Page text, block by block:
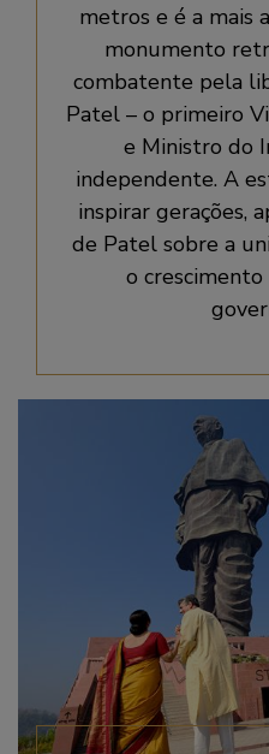
metros e é a mais
monumento
combatente pela
Patel – o primeiro
e Ministro do
independente. A
inspirar gerações,
de Patel sobre a
o